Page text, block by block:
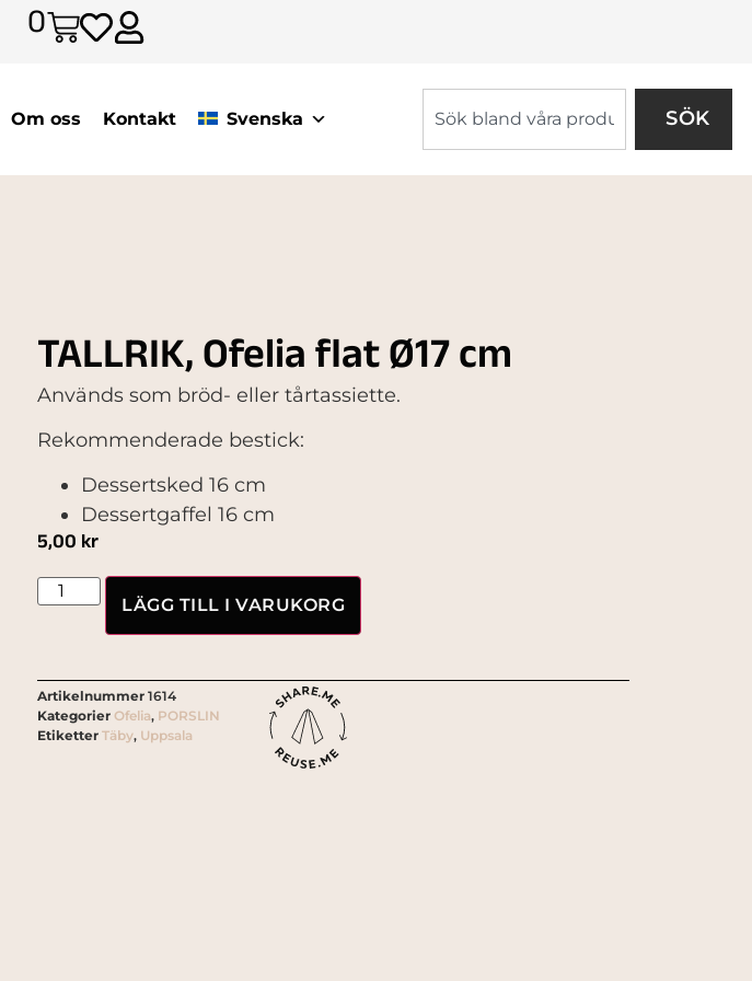
0
Om oss Kontakt Svenska SÖK
TALLRIK, Ofelia flat Ø17 cm
Används som bröd- eller tårtassiette.
Rekommenderade bestick:
Dessertsked 16 cm
Dessertgaffel 16 cm
5,00 kr
LÄGG TILL I VARUKORG
Artikelnummer1614
Kategorier Ofelia, PORSLIN
Etiketter Täby, Uppsala